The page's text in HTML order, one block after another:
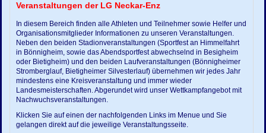
Veranstaltungen der LG Neckar-Enz
In diesem Bereich finden alle Athleten und Teilnehmer sowie Helfer und
Organisationsmitglieder Informationen zu unseren Veranstaltungen.
Neben den beiden Stadionveranstaltungen (Sportfest an Himmelfahrt
in Bönnigheim, sowie das Abendsportfest abwechselnd in Besigheim
oder Bietigheim) und den beiden Laufveranstaltungen (Bönnigheimer
Stromberglauf, Bietigheimer Silvesterlauf) übernehmen wir jedes Jahr
mindestens eine Kreisveranstaltung und immer wieder
Landesmeisterschaften. Abgerundet wird unser Wettkampfangebot mit
Nachwuchsveranstaltungen.
Klicken Sie auf einen der nachfolgenden Links im Menue und Sie
gelangen direkt auf die jeweilige Veranstaltungsseite.